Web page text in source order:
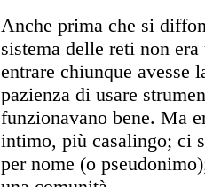
Anche prima che si
sistema delle reti non
entrare chiunque
pazienza di usare
funzionavano bene. Ma
intimo, più casalingo; ci
per nome (o